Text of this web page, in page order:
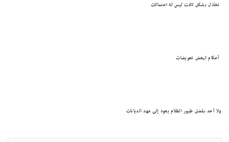
تخاذل بشكل لافت ليس له احتمالات
أحكام لبعض تعويضات
ولا أحد بفضل طيور الظلام يعود ٳلى مهد الديانات